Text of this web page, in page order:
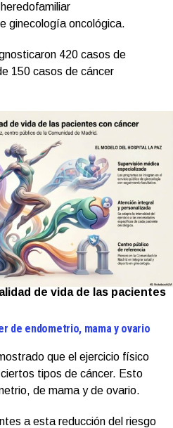
ginecología oncológica.
420 casos de
150 casos de cáncer
de vida de las pacientes
de endometrio, mama y ovario
que el ejercicio físico
tipos de cáncer. Esto
de mama y de ovario.
a esta reducción del riesgo